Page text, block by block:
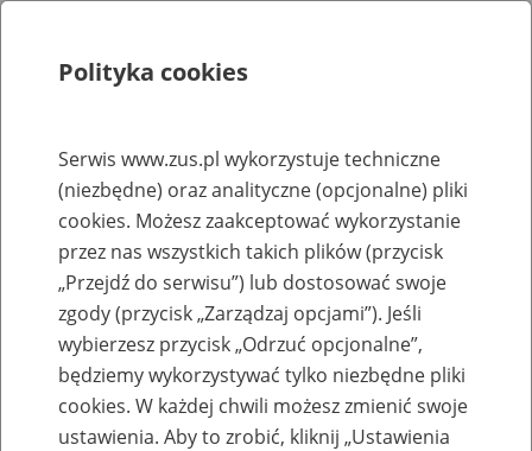
Strona główna
Rejestr zmian
2019-12-20
Zaktualizowano stronę "Wyniki konkursów ofert na świadczenie
usług rehabilitacyjnych w ramach prewencji rentowej ZUS"
Polityka cookies
Serwis www.zus.pl wykorzystuje techniczne
(niezbędne) oraz analityczne (opcjonalne) pliki
cookies. Możesz zaakceptować wykorzystanie
przez nas wszystkich takich plików (przycisk
„Przejdź do serwisu”) lub dostosować swoje
zgody (przycisk „Zarządzaj opcjami”). Jeśli
wybierzesz przycisk „Odrzuć opcjonalne”,
będziemy wykorzystywać tylko niezbędne pliki
cookies. W każdej chwili możesz zmienić swoje
ustawienia. Aby to zrobić, kliknij „Ustawienia